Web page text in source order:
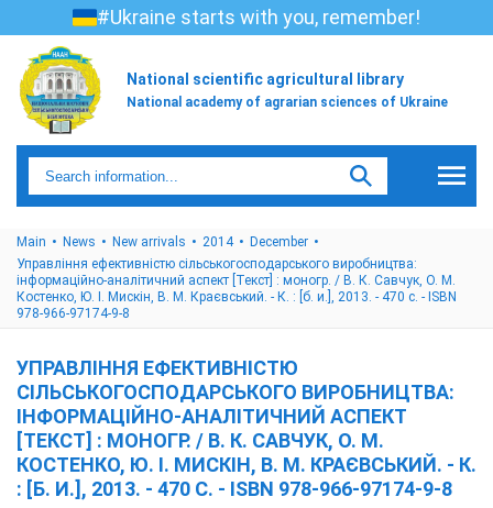
#Ukraine starts with you, remember!
National scientific agricultural library
National academy of agrarian sciences of Ukraine
Main News New arrivals 2014
December
Управління ефективністю сільськогосподарського виробництва:
інформаційно-аналітичний аспект [Текст] : моногр. / В. К. Савчук, О. М.
Костенко, Ю. І. Мискін, В. М. Краєвський. - К. : [б. и.], 2013. - 470 с. - ISBN
978-966-97174-9-8
УПРАВЛІННЯ ЕФЕКТИВНІСТЮ
СІЛЬСЬКОГОСПОДАРСЬКОГО ВИРОБНИЦТВА:
ІНФОРМАЦІЙНО-АНАЛІТИЧНИЙ АСПЕКТ
[ТЕКСТ] : МОНОГР. / В. К. САВЧУК, О. М.
КОСТЕНКО, Ю. І. МИСКІН, В. М. КРАЄВСЬКИЙ. - К.
: [Б. И.], 2013. - 470 С. - ISBN 978-966-97174-9-8